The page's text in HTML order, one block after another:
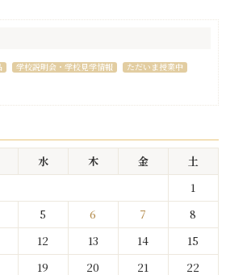
学校説明会・学校見学情報
ただいま授業中
水 木 金 土
1
5 6 7
8
12 13 14
15
19 20 21
22